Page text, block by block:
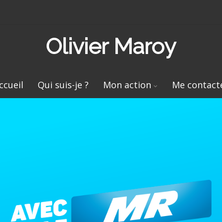
Olivier Maroy
Qui suis-je ? Mon action Me